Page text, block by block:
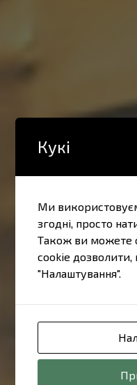
Кукі
Ми
згодні, просто
Також ви можете
cookie дозволити,
"Налаштування".